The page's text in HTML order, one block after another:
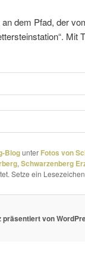
dem Pfad, der
Mit
Blogunter Fotos von
, Schwarzenberg
Setze ein
präsentiert von